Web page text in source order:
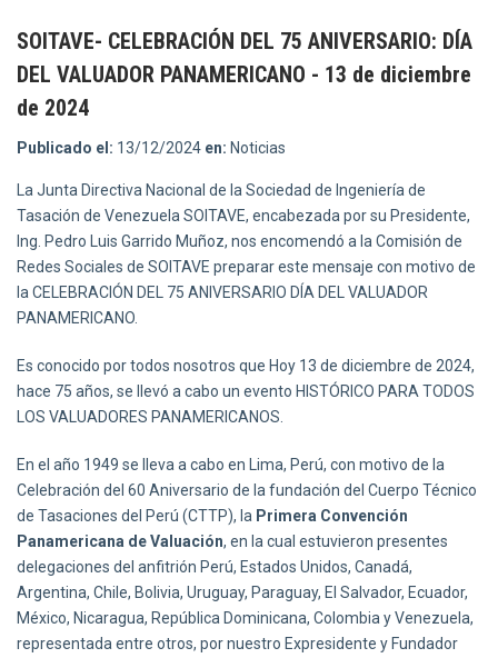
SOITAVE- CELEBRACIÓN DEL 75 ANIVERSARIO: DÍA
DEL VALUADOR PANAMERICANO - 13 de diciembre
de 2024
Publicado el: 13/12/2024 en: Noticias
La Junta Directiva Nacional de la Sociedad de Ingeniería de
Tasación de Venezuela SOITAVE, encabezada por su Presidente,
Ing. Pedro Luis Garrido Muñoz, nos encomendó a la Comisión de
Redes Sociales de SOITAVE preparar este mensaje con motivo de
la CELEBRACIÓN DEL 75 ANIVERSARIO DÍA DEL VALUADOR
PANAMERICANO.
Es conocido por todos nosotros que Hoy 13 de diciembre de 2024,
hace 75 años, se llevó a cabo un evento HISTÓRICO PARA TODOS
LOS VALUADORES PANAMERICANOS.
En el año 1949 se lleva a cabo en Lima, Perú, con motivo de la
Celebración del 60 Aniversario de la fundación del Cuerpo Técnico
de Tasaciones del Perú (CTTP), la Primera Convención
Panamericana de Valuación, en la cual estuvieron presentes
delegaciones del anfitrión Perú, Estados Unidos, Canadá,
Argentina, Chile, Bolivia, Uruguay, Paraguay, El Salvador, Ecuador,
México, Nicaragua, República Dominicana, Colombia y Venezuela,
representada entre otros, por nuestro Expresidente y Fundador